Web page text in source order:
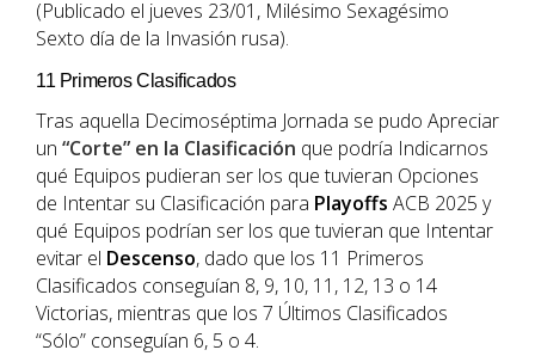
(Publicado el jueves 23/01, Milésimo Sexagésimo
Sexto día de la Invasión rusa).
11 Primeros Clasificados
Tras aquella Decimoséptima Jornada se pudo Apreciar
un “Corte” en la Clasificación que podría Indicarnos
qué Equipos pudieran ser los que tuvieran Opciones
de Intentar su Clasificación para Playoffs ACB 2025 y
qué Equipos podrían ser los que tuvieran que Intentar
evitar el Descenso, dado que los 11 Primeros
Clasificados conseguían 8, 9, 10, 11, 12, 13 o 14
Victorias, mientras que los 7 Últimos Clasificados
“Sólo” conseguían 6, 5 o 4.